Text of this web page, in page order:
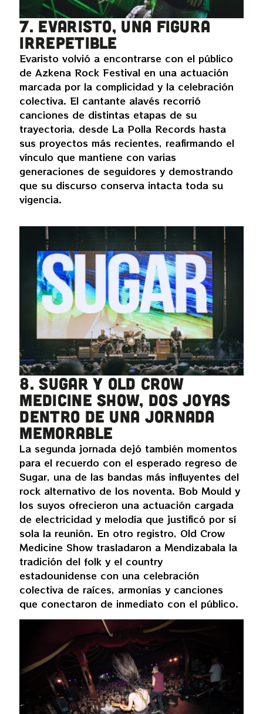
7. Evaristo, una figura
irrepetible
Evaristo volvió a encontrarse con el público
de Azkena Rock Festival en una actuación
marcada por la complicidad y la celebración
colectiva. El cantante alavés recorrió
canciones de distintas etapas de su
trayectoria, desde La Polla Records hasta
sus proyectos más recientes, reafirmando el
vínculo que mantiene con varias
generaciones de seguidores y demostrando
que su discurso conserva intacta toda su
vigencia.
8. Sugar y Old Crow
Medicine Show, dos joyas
dentro de una jornada
memorable
La segunda jornada dejó también momentos
para el recuerdo con el esperado regreso de
Sugar, una de las bandas más influyentes del
rock alternativo de los noventa. Bob Mould y
los suyos ofrecieron una actuación cargada
de electricidad y melodía que justificó por sí
sola la reunión. En otro registro, Old Crow
Medicine Show trasladaron a Mendizabala la
tradición del folk y el country
estadounidense con una celebración
colectiva de raíces, armonías y canciones
que conectaron de inmediato con el público.